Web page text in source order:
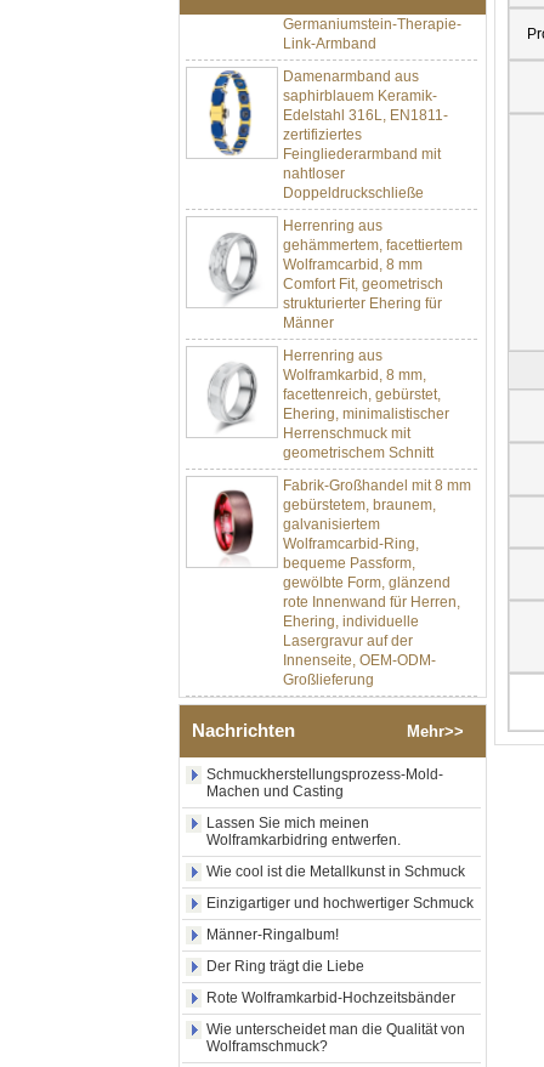
Link-Armband
Damenarmband aus
saphirblauem Keramik-
Edelstahl 316L, EN1811-
zertifiziertes
Feingliederarmband mit
nahtloser
Doppeldruckschließe
Herrenring aus
gehämmertem, facettiertem
Wolframcarbid, 8 mm
Comfort Fit, geometrisch
strukturierter Ehering für
Männer
Herrenring aus
Wolframkarbid, 8 mm,
facettenreich, gebürstet,
Ehering, minimalistischer
Herrenschmuck mit
geometrischem Schnitt
Fabrik-Großhandel mit 8 mm
gebürstetem, braunem,
galvanisiertem
Wolframcarbid-Ring,
bequeme Passform,
gewölbte Form, glänzend
rote Innenwand für Herren,
Ehering, individuelle
Lasergravur auf der
Innenseite, OEM-ODM-
Großlieferung
Fabrikgroßhandel mit 8 mm
Wolframkarbid-Ring,
zerkleinertem blauem Opal
mit synthetischem
Malachitstreifen, Herren-
Ehering, individuelle innere
Lasergravur, OEM-ODM-
Großlieferung
Fabrikgroßhandel mit
schwarzem, poliertem,
quadratischem Siegelring
aus Wolframkarbid,
Holzeinlage mit Abalone-
Muschel-Kreuzmuster,
religiöser Statement-Ring für
Männer, individuelle
Nachrichten Mehr>>
Schmuckherstellungsprozess-Mold-
Machen und Casting
Lassen Sie mich meinen
Wolframkarbidring entwerfen.
Wie cool ist die Metallkunst in Schmuck
Einzigartiger und hochwertiger Schmuck
Männer-Ringalbum!
Der Ring trägt die Liebe
Rote Wolframkarbid-Hochzeitsbänder
Wie unterscheidet man die Qualität von
Wolframschmuck?